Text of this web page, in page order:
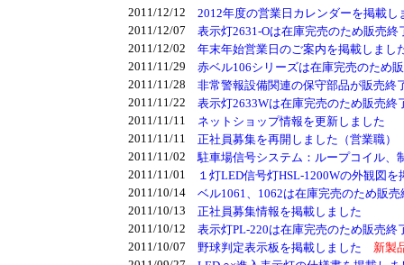
2011/12/12
2012年度の営業日カレンダーを掲載し
2011/12/07
表示灯2631-Oは在庫完売のため販売
2011/12/02
年末年始営業日のご案内を掲載しまし
2011/11/29
赤ベル106シリーズは在庫完売のため
2011/11/28
非常警報設備関連の保守部品が販売終
2011/11/22
表示灯2633Wは在庫完売のため販売
2011/11/11
ネットショップ情報を更新しました
2011/11/11
正社員募集を再開しました（営業職）
2011/11/02
駐車場信号システム：ループコイル、
2011/11/01
１灯LED信号灯HSL-1200Wの外観図を
2011/10/14
ベル1061、1062は在庫完売のため販
2011/10/13
正社員募集情報を掲載しました
2011/10/12
表示灯PL-220は在庫完売のため販売
2011/10/07
野球判定表示板を掲載しました
新製